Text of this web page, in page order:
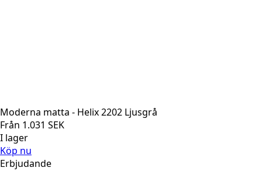
Moderna matta - Helix 2202 Ljusgrå
Från 1.031 SEK
I lager
Köp nu
Erbjudande